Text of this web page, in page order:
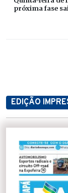
próxima fase
EDIÇÃO